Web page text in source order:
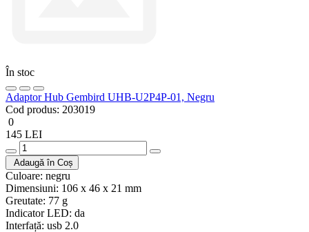
În stoc
Adaptor Hub Gembird UHB-U2P4P-01, Negru
Cod produs: 203019
0
145 LEI
Adaugă în Coș
Culoare: negru
Dimensiuni: 106 x 46 x 21 mm
Greutate: 77 g
Indicator LED: da
Interfață: usb 2.0